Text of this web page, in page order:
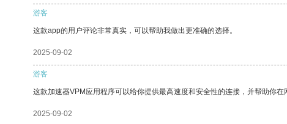
游客
这款app的用户评论非常真实，可以帮助我做出更准确的选择。
2025-09-02
游客
这款加速器VPM应用程序可以给你提供最高速度和安全性的连接，并帮助你在
2025-09-02